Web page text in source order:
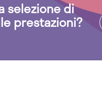
selezione di
prestazioni?